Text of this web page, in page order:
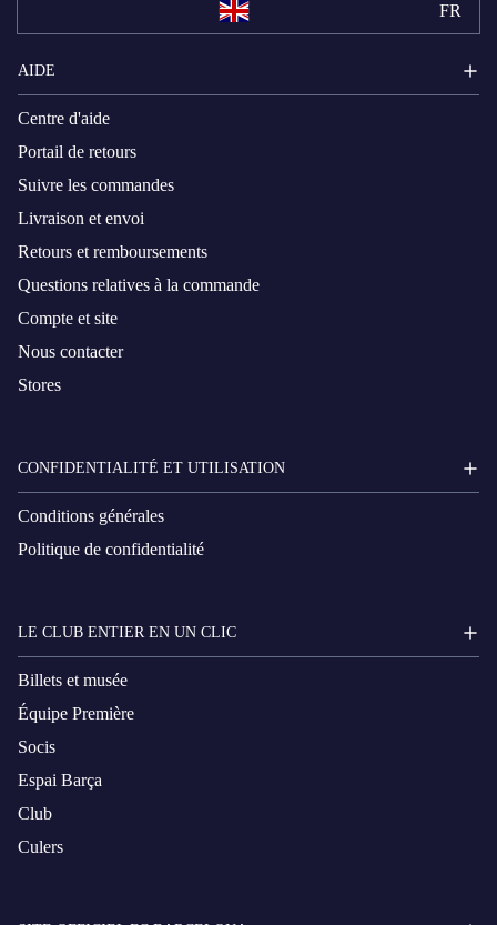
FR
AIDE
Centre d'aide
Portail de retours
Suivre les commandes
Livraison et envoi
Retours et remboursements
Questions relatives à la commande
Compte et site
Nous contacter
Stores
CONFIDENTIALITÉ ET UTILISATION
Conditions générales
Politique de confidentialité
LE CLUB ENTIER EN UN CLIC
Billets et musée
Équipe Première
Socis
Espai Barça
Club
Culers